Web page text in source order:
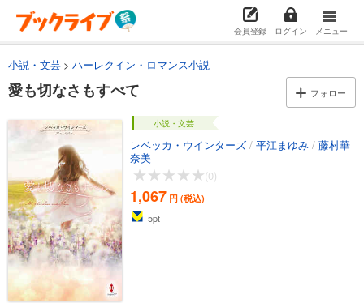
会員登録 ログイン メニュー
小説・文芸 ハーレクイン・ロマンス小説
愛も切なさもすべて フォロー
小説・文芸
レベッカ・ウインターズ / 平江まゆみ / 藤村華
奈美
-
(0)
1,067 円 (税込)
5pt